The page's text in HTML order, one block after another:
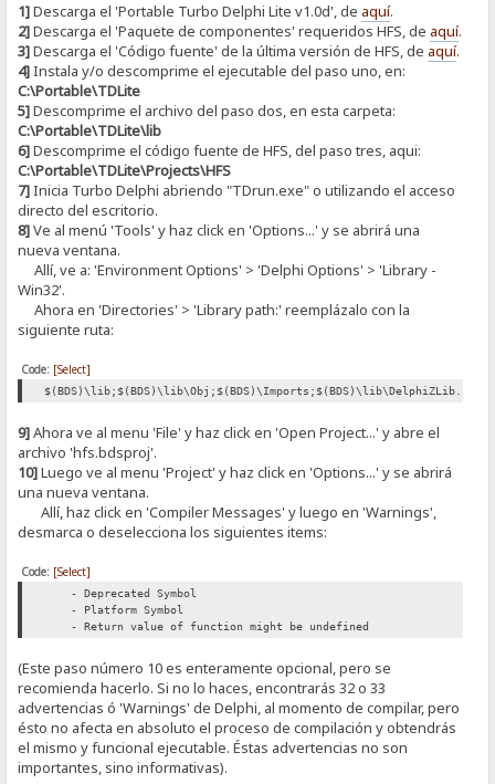
1]Descarga el 'Portable Turbo Delphi Lite v1.0d', de aquí.
2]Descarga el 'Paquete de componentes' requeridos HFS, de aquí.
3]Descarga el 'Código fuente' de la última versión de HFS, de aquí.
4]Instala y/o descomprime el ejecutable del paso uno, en:
C:\Portable\TDLite
5]Descomprime el archivo del paso dos, en esta carpeta:
C:\Portable\TDLite\lib
6]Descomprime el código fuente de HFS, del paso tres, aqui:
C:\Portable\TDLite\Projects\HFS
7]Inicia Turbo Delphi abriendo "TDrun.exe" o utilizando el acceso
directo del escritorio.
8]Ve al menú 'Tools' y haz click en 'Options...' y se abrirá una
nueva ventana.
Allí, ve a: 'Environment Options' > 'Delphi Options' > 'Library -
Win32'.
Ahora en 'Directories' > 'Library path:' reemplázalo con la
siguiente ruta:
Code: [Select]
9]Ahora ve al menu 'File' y haz click en 'Open Project...' y abre el
archivo 'hfs.bdsproj'.
10]Luego ve al menu 'Project' y haz click en 'Options...' y se abrirá
una nueva ventana.
Allí, haz click en 'Compiler Messages' y luego en 'Warnings',
desmarca o deselecciona los siguientes items:
Code: [Select]
- Deprecated Symbol
- Platform Symbol
- Return value of function might be undefined
(Este paso número 10 es enteramente opcional, pero se
recomienda hacerlo. Si no lo haces, encontrarás 32 o 33
advertencias ó 'Warnings' de Delphi, al momento de compilar, pero
ésto no afecta en absoluto el proceso de compilación y obtendrás
el mismo y funcional ejecutable. Éstas advertencias no son
importantes, sino informativas).